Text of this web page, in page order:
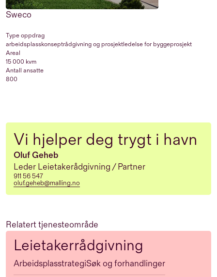
Sweco
Type oppdrag
arbeidsplasskonseptrådgivning og prosjektledelse for byggeprosjekt
Areal
15 000 kvm
Antall ansatte
800
Vi hjelper deg trygt i havn
Oluf Geheb
Leder Leietakerådgivning / Partner
911 56 547
oluf.geheb@malling.no
Relatert tjenesteområde
Leietakerrådgivning
ArbeidsplasstrategiSøk og forhandlinger